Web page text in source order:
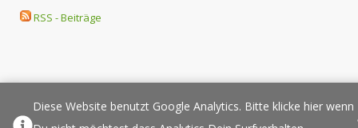
RSS - Beiträge
Über Elternplanet Pressespiegel Werbung/Sponsoring
Diese Website benutzt Google Analytics. Bitte klicke hier wenn